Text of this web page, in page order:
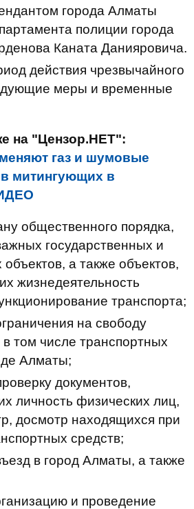
города Алматы
полиции города
Каната Данияровича.
действия чрезвычайного
меры и временные
на "Цензор.НЕТ":
газ и шумовые
митингующих в
общественного порядка,
государственных и
объектов, а также объектов,
жизнедеятельность
транспорта;
на свободу
том числе транспортных
Алматы;
документов,
личность физических лиц,
досмотр находящихся при
средств;
в город Алматы, а также
и проведение